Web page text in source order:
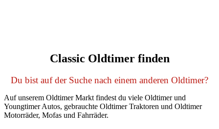
Classic Oldtimer finden
Du bist auf der Suche nach einem anderen Oldtimer?
Auf unserem Oldtimer Markt findest du viele Oldtimer und
Youngtimer Autos, gebrauchte Oldtimer Traktoren und Oldtimer
Motorräder, Mofas und Fahrräder.